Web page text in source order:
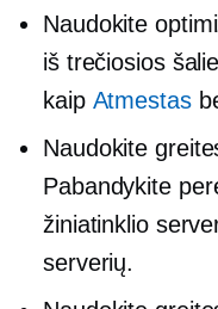
Naudokite
iš trečiosios
kaip Atmestas
Naudokite
Pabandykite
žiniatinklio
serverių.